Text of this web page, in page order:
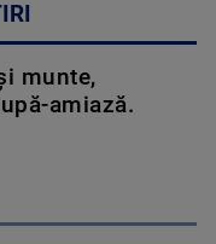
munte,
amiază.